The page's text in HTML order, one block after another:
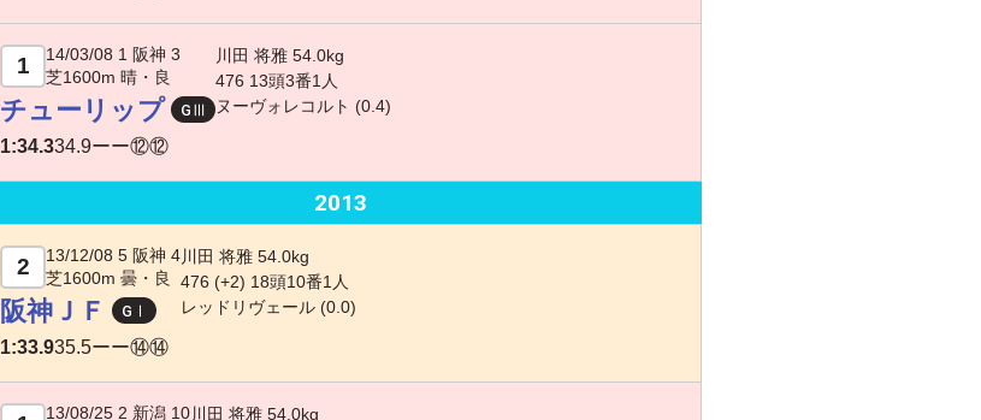
1
14/03/08 1 阪神 3
芝1600m 晴・良
チューリップ
1:34.334.9ーー⑫⑫
川田 将雅 54.0kg
476 13頭3番1人
ヌーヴォレコルト (0.4)
2013
2
13/12/08 5 阪神 4
芝1600m 曇・良
阪神ＪＦ
1:33.935.5ーー⑭⑭
川田 将雅 54.0kg
476 (+2) 18頭10番1人
レッドリヴェール (0.0)
13/08/25 2 新潟 10 川田 将雅 54.0kg